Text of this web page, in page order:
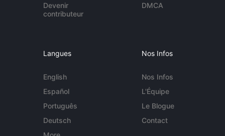
Devenir
contributeur
DMCA
Langues
English
Español
Português
Deutsch
Nos Infos
Nos Infos
L'Équipe
Le Blogue
Contact